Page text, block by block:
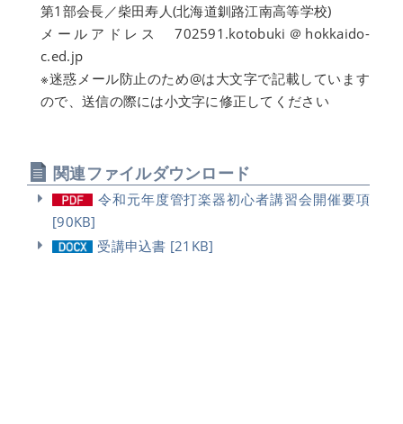
第1部会長／柴田寿人(北海道釧路江南高等学校)
メールアドレス 702591.kotobuki＠hokkaido-
c.ed.jp
※迷惑メール防止のため@は大文字で記載しています
ので、送信の際には小文字に修正してください
関連ファイルダウンロード
令和元年度管打楽器初心者講習会開催要項
[90KB]
受講申込書 [21KB]